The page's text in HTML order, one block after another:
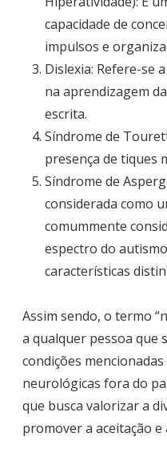
capacidade de
impulsos e
Dislexia: Refere-se
na aprendizagem
escrita.
Síndrome de
presença de tiques
Síndrome de
considerada como
comummente
espectro do
características
Assim sendo, o termo
a qualquer pessoa que
condições
neurológicas fora do
que busca valorizar a
promover a aceitação